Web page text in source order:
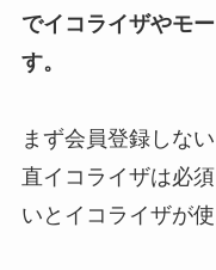
でイコライザやモ
す。
まず会員登録しな
直イコライザは必
いとイコライザが